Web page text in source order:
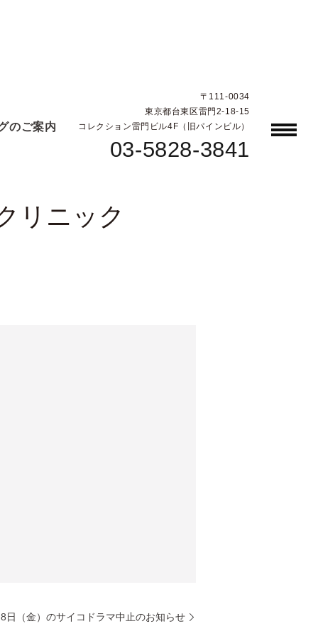
のご案内
〒111-0034
東京都台東区雷門2-18-15
コレクション雷門ビル4F（旧パインビル）
03-5828-3841
リニック
日（金）のサイコドラマ中止のお知らせ